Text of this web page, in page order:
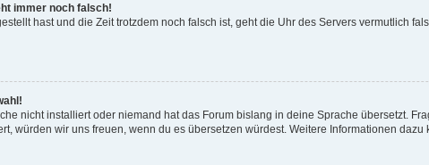
immer noch falsch!
hast und die Zeit trotzdem noch falsch ist, geht die Uhr des Servers vermutlich
nicht installiert oder niemand hat das Forum bislang in deine Sprache übersetzt.
würden wir uns freuen, wenn du es übersetzen würdest. Weitere Informationen dazu